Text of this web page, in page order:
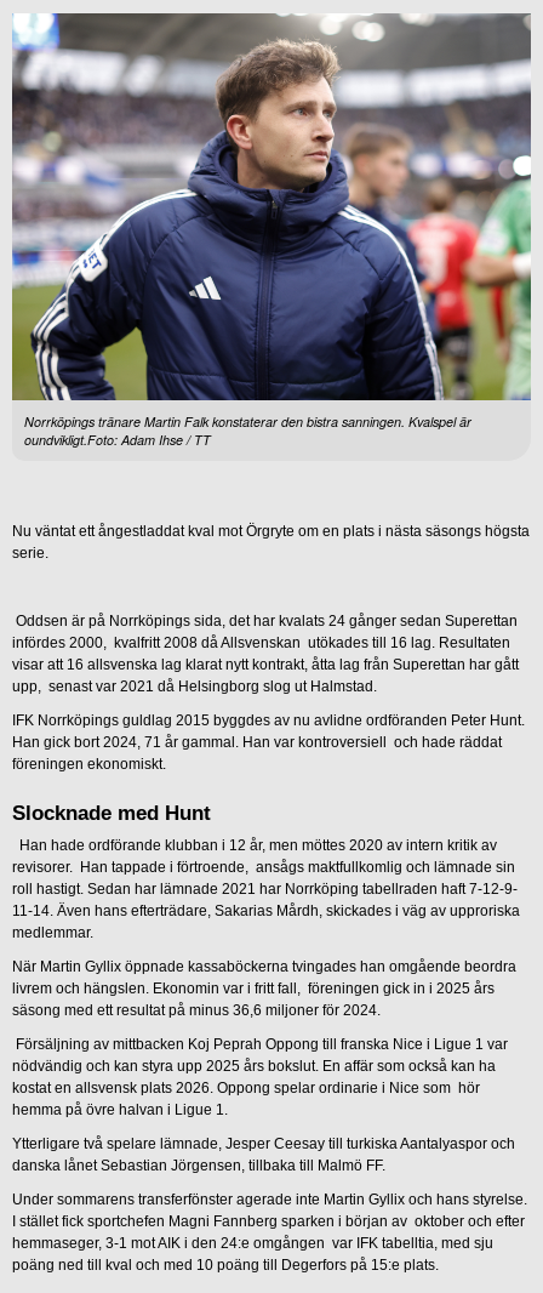
Norrköpings tränare Martin Falk konstaterar den bistra sanningen. Kvalspel är
oundvikligt.Foto: Adam Ihse / TT
Nu väntat ett ångestladdat kval mot Örgryte om en plats i nästa säsongs högsta
serie.
Oddsen är på Norrköpings sida, det har kvalats 24 gånger sedan Superettan
infördes 2000, kvalfritt 2008 då Allsvenskan utökades till 16 lag. Resultaten
visar att 16 allsvenska lag klarat nytt kontrakt, åtta lag från Superettan har gått
upp, senast var 2021 då Helsingborg slog ut Halmstad.
IFK Norrköpings guldlag 2015 byggdes av nu avlidne ordföranden Peter Hunt.
Han gick bort 2024, 71 år gammal. Han var kontroversiell och hade räddat
föreningen ekonomiskt.
Slocknade med Hunt
Han hade ordförande klubban i 12 år, men möttes 2020 av intern kritik av
revisorer. Han tappade i förtroende, ansågs maktfullkomlig och lämnade sin
roll hastigt. Sedan har lämnade 2021 har Norrköping tabellraden haft 7-12-9-
11-14. Även hans efterträdare, Sakarias Mårdh, skickades i väg av upproriska
medlemmar.
När Martin Gyllix öppnade kassaböckerna tvingades han omgående beordra
livrem och hängslen. Ekonomin var i fritt fall, föreningen gick in i 2025 års
säsong med ett resultat på minus 36,6 miljoner för 2024.
Försäljning av mittbacken Koj Peprah Oppong till franska Nice i Ligue 1 var
nödvändig och kan styra upp 2025 års bokslut. En affär som också kan ha
kostat en allsvensk plats 2026. Oppong spelar ordinarie i Nice som hör
hemma på övre halvan i Ligue 1.
Ytterligare två spelare lämnade, Jesper Ceesay till turkiska Aantalyaspor och
danska lånet Sebastian Jörgensen, tillbaka till Malmö FF.
Under sommarens transferfönster agerade inte Martin Gyllix och hans styrelse.
I stället fick sportchefen Magni Fannberg sparken i början av oktober och efter
hemmaseger, 3-1 mot AIK i den 24:e omgången var IFK tabelltia, med sju
poäng ned till kval och med 10 poäng till Degerfors på 15:e plats.